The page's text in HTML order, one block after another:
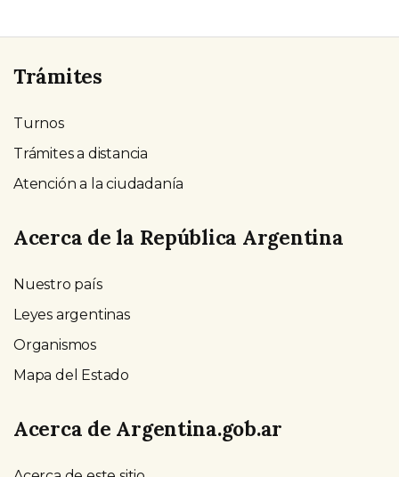
Trámites
Turnos
Trámites a distancia
Atención a la ciudadanía
Acerca de la República Argentina
Nuestro país
Leyes argentinas
Organismos
Mapa del Estado
Acerca de Argentina.gob.ar